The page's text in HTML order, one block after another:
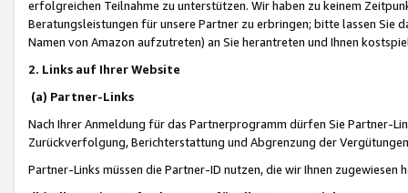
erfolgreichen Teilnahme zu unterstützen. Wir haben zu keinem
Beratungsleistungen für unsere Partner zu erbringen; bitte lassen Sie
Namen von Amazon aufzutreten) an Sie herantreten und Ihnen
2. Links auf Ihrer Website
(a) Partner-Links
Nach Ihrer Anmeldung für das Partnerprogramm dürfen Sie Partner-
Zurückverfolgung, Berichterstattung und Abgrenzung der
Partner-Links müssen die Partner-ID nutzen, die wir Ihnen zugewiesen